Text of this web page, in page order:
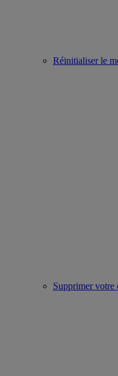
Réinitialiser le
Supprimer votre